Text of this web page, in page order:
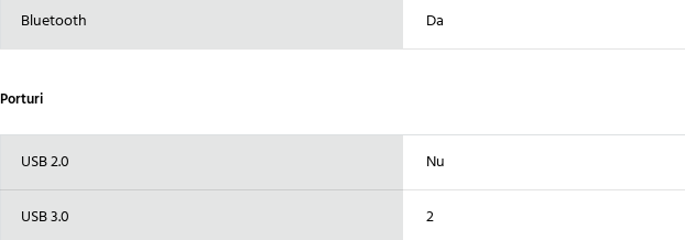
Bluetooth Da
Porturi
USB 2.0 Nu
USB 3.0 2